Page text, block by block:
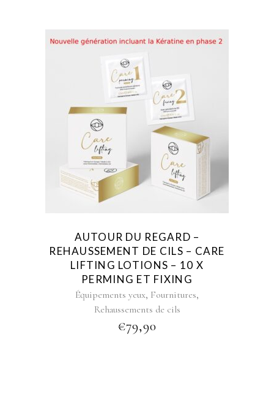
AUTOUR DU REGARD –
REHAUSSEMENT DE CILS – CARE
LIFTING LOTIONS – 10 X
PERMING ET FIXING
Équipements yeux, Fournitures,
Rehaussements de cils
€79,90